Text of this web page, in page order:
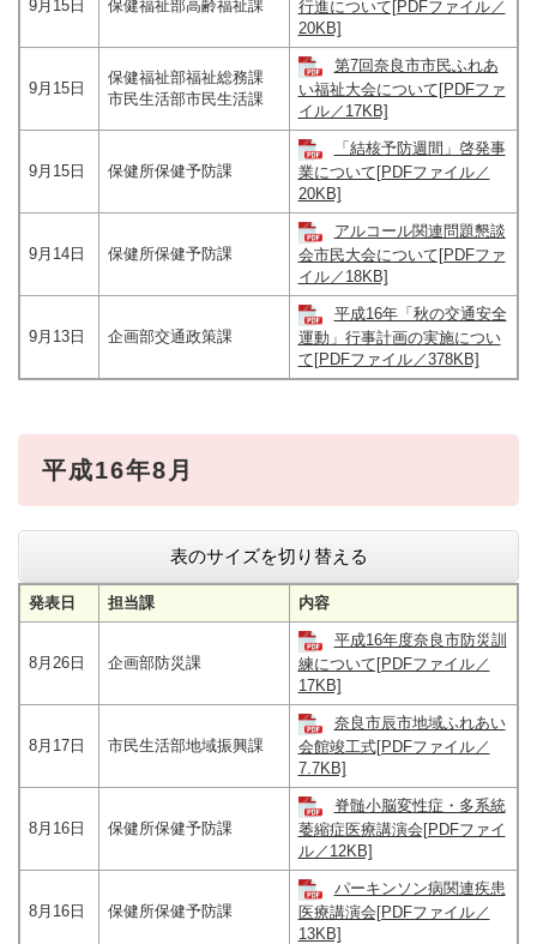
9月15日 保健福祉部高齢福祉課
行進について[PDFファイル／
20KB]
9月15日
保健福祉部福祉総務課
市民生活部市民生活課
第7回奈良市市民ふれあ
い福祉大会について[PDFファ
イル／17KB]
9月15日 保健所保健予防課
「結核予防週間」啓発事
業について[PDFファイル／
20KB]
9月14日 保健所保健予防課
アルコール関連問題懇談
会市民大会について[PDFファ
イル／18KB]
9月13日 企画部交通政策課
平成16年「秋の交通安全
運動」行事計画の実施につい
て[PDFファイル／378KB]
平成16年8月
表のサイズを切り替える
発表日 担当課 内容
8月26日 企画部防災課
平成16年度奈良市防災訓
練について[PDFファイル／
17KB]
8月17日 市民生活部地域振興課
奈良市辰市地域ふれあい
会館竣工式[PDFファイル／
7.7KB]
8月16日 保健所保健予防課
脊髄小脳変性症・多系統
萎縮症医療講演会[PDFファイ
ル／12KB]
8月16日 保健所保健予防課
パーキンソン病関連疾患
医療講演会[PDFファイル／
13KB]